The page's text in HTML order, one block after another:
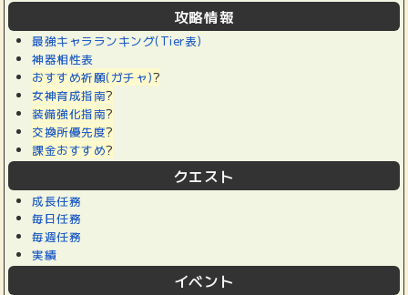
攻略情報
最強キャラランキング(Tier表)
神器相性表
おすすめ祈願(ガチャ)?
女神育成指南?
装備強化指南?
交換所優先度?
課金おすすめ?
クエスト
成長任務
毎日任務
毎週任務
実績
イベント